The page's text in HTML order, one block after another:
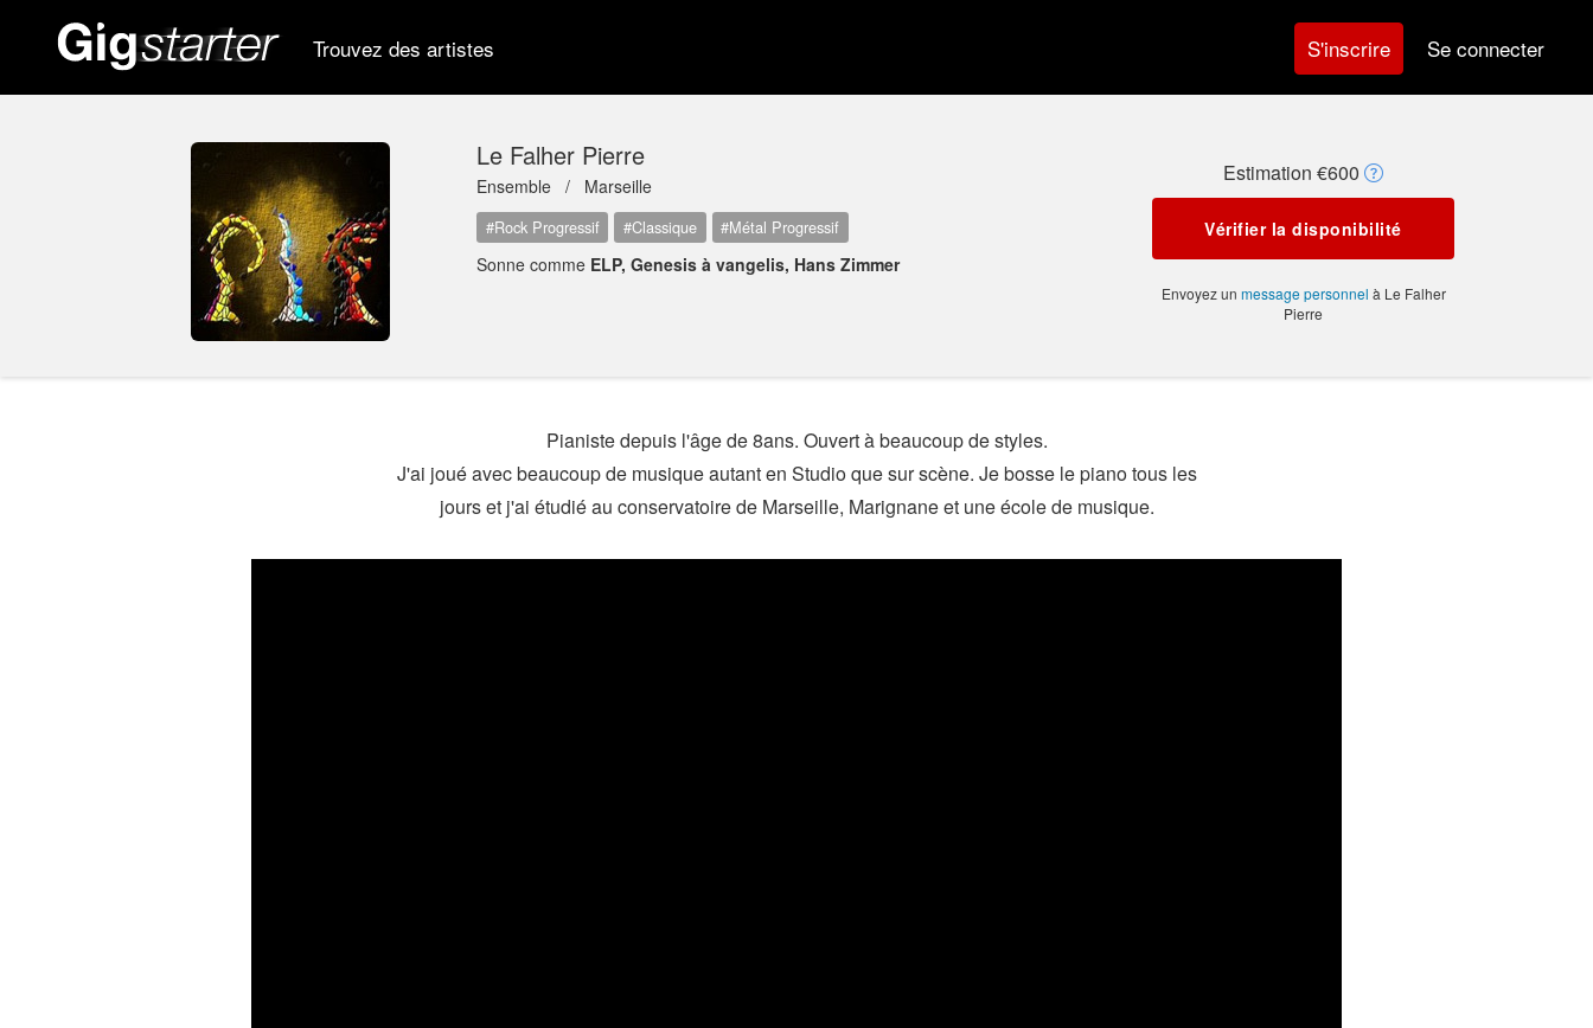
Trouvez des artistes S'inscrire Se connecter
Le Falher Pierre
Ensemble / Marseille
#Rock Progressif #Classique #Métal Progressif
Sonne comme ELP, Genesis à vangelis, Hans Zimmer
Estimation €600
Vérifier la disponibilité
Envoyez un message personnel à Le Falher
Pierre
Pianiste depuis l'âge de 8ans. Ouvert à beaucoup de styles.
J'ai joué avec beaucoup de musique autant en Studio que sur scène. Je bosse le piano tous les
jours et j'ai étudié au conservatoire de Marseille, Marignane et une école de musique.